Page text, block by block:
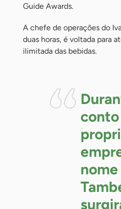
Guide Awards.
A chefe de operações do
duas horas, é voltada para
ilimitada das bebidas.